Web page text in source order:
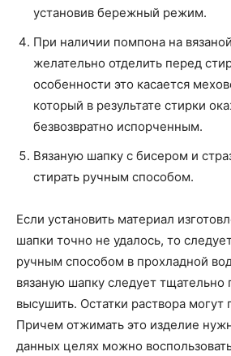
установив бережный режим.
При наличии помпона на
желательно отделить перед
особенности это касается
который в результате стирки
безвозвратно испорченным.
Вязаную шапку с бисером и
стирать ручным способом.
Если установить материал
шапки точно не удалось, то
ручным способом в прохладной
вязаную шапку следует тщательно
высушить. Остатки раствора могут
Причем отжимать это изделие
данных целях можно